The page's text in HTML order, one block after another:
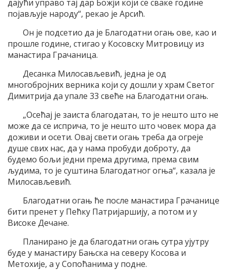
дајући управо тај дар Божји који се сваке године
појављује народу“, рекао је Арсић.
Он је подсетио да је Благодатни огањ ове, као и
прошле године, стигао у Косовску Митровицу из
манастира Грачаница.
Десанка Милосављевић, једна је од
многобројних верника који су дошли у храм Светог
Димитрија да упале 33 свеће на Благодатни огањ.
„Осећај је заиста благодатан, то је нешто што не
може да се исприча, то је нешто што човек мора да
доживи и осети. Овај свети огањ треба да огреје
душе свих нас, да у нама пробуди доброту, да
будемо бољи једни према другима, према свим
људима, то је суштина Благодатног огња“, казала је
Милосављевић.
Благодатни огањ ће после манастира Грачанице
бити пренет у Пећку Патријаршију, а потом и у
Високе Дечане.
Планирано је да благодатни огањ сутра ујутру
буде у манастиру Бањска на северу Косова и
Метохије, а у Сопоћанима у подне.